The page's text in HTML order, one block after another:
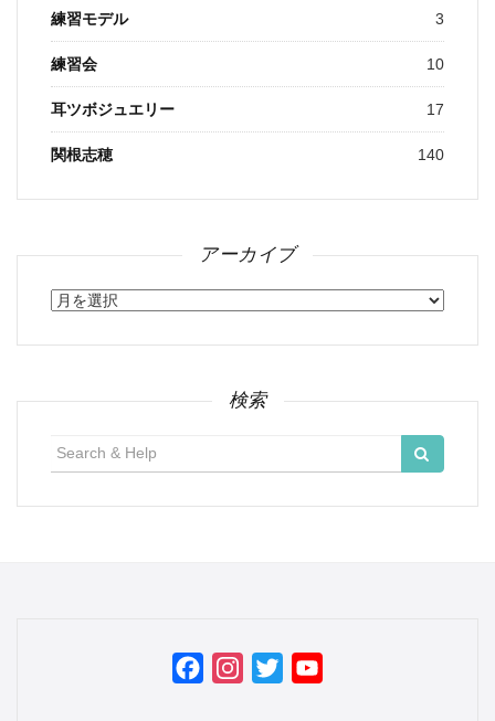
練習モデル 3
練習会 10
耳ツボジュエリー 17
関根志穂 140
アーカイブ
ア
カ
検索
FacebookInstagram
Twitter